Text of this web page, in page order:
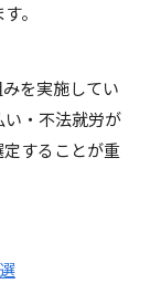
。
を実施してい
・不法就労が
することが重